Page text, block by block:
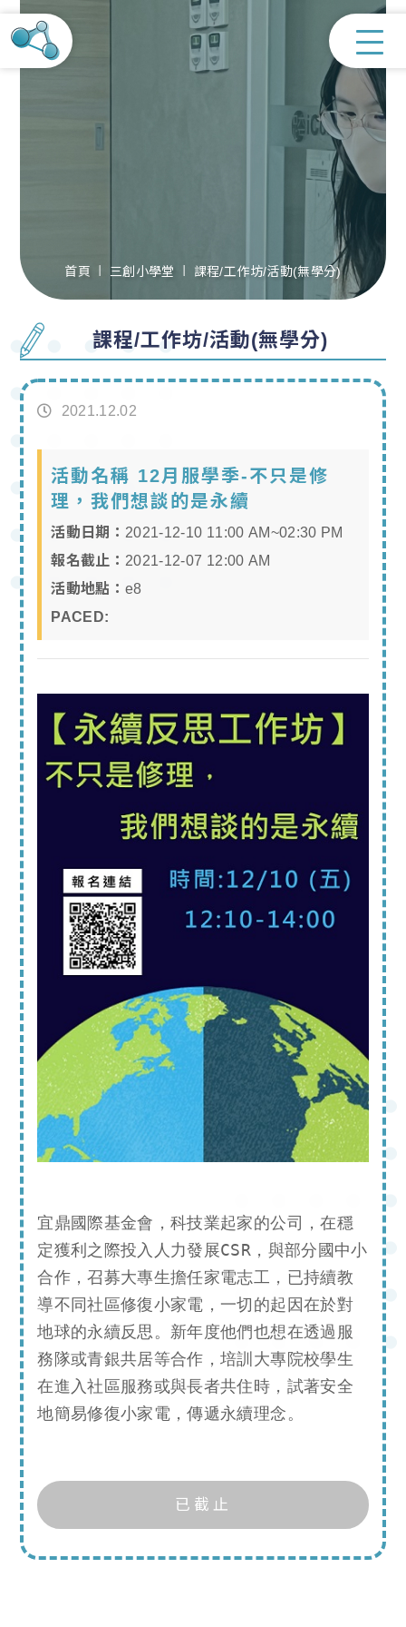
首頁 三創小學堂 課程/工作坊/活動(無學分)
課程/工作坊/活動(無學分)
2021.12.02
活動名稱 12月服學季-不只是修
理，我們想談的是永續
活動日期： 2021-12-10 11:00 AM~02:30 PM
報名截止： 2021-12-07 12:00 AM
活動地點：e8
PACED:
宜鼎國際基金會，科技業起家的公司，在穩
定獲利之際投入人力發展CSR，與部分國中小
合作，召募大專生擔任家電志工，已持續教
導不同社區修復小家電，一切的起因在於對
地球的永續反思。新年度他們也想在透過服
務隊或青銀共居等合作，培訓大專院校學生
在進入社區服務或與長者共住時，試著安全
地簡易修復小家電，傳遞永續理念。
已截止